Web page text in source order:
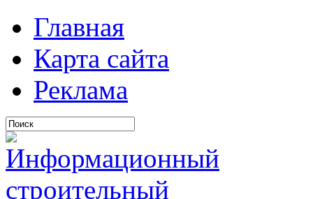
Главная
Карта сайта
Реклама